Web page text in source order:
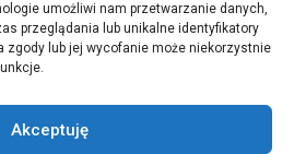
umożliwi nam przetwarzanie danych,
przeglądania lub unikalne identyfikatory
zgody lub jej wycofanie może niekorzystnie
Akceptuję
Góry